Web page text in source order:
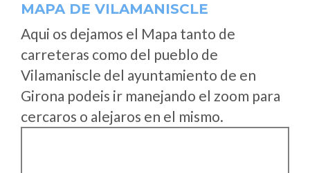
MAPA DE VILAMANISCLE
Aqui os dejamos el Mapa tanto de
carreteras como del pueblo de
Vilamaniscle del ayuntamiento de en
Girona podeis ir manejando el zoom para
cercaros o alejaros en el mismo.